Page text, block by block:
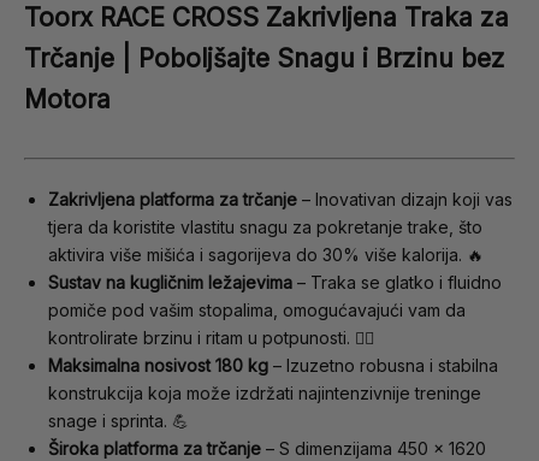
Toorx RACE CROSS Zakrivljena Traka za
Trčanje | Poboljšajte Snagu i Brzinu bez
Motora
Zakrivljena platforma za trčanje – Inovativan dizajn koji vas
tjera da koristite vlastitu snagu za pokretanje trake, što
aktivira više mišića i sagorijeva do 30% više kalorija. 🔥
Sustav na kugličnim ležajevima – Traka se glatko i fluidno
pomiče pod vašim stopalima, omogućavajući vam da
kontrolirate brzinu i ritam u potpunosti. 🏃‍♂️
Maksimalna nosivost 180 kg – Izuzetno robusna i stabilna
konstrukcija koja može izdržati najintenzivnije treninge
snage i sprinta. 💪
Široka platforma za trčanje – S dimenzijama 450 x 1620